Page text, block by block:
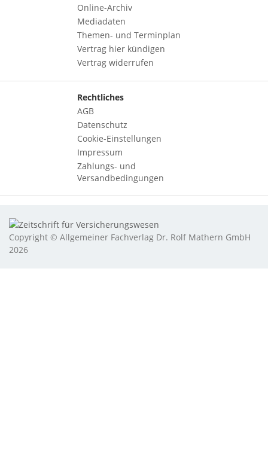
Online-Archiv
Mediadaten
Themen- und Terminplan
Vertrag hier kündigen
Vertrag widerrufen
Rechtliches
AGB
Datenschutz
Cookie-Einstellungen
Impressum
Zahlungs- und
Versandbedingungen
Copyright © Allgemeiner Fachverlag Dr. Rolf Mathern GmbH
2026